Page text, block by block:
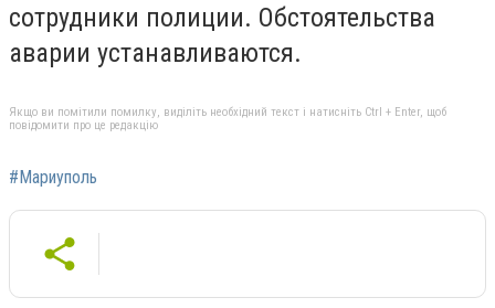
сотрудники полиции. Обстоятельства
аварии устанавливаются.
Якщо ви помітили помилку, виділіть необхідний текст і натисніть Ctrl + Enter, щоб
повідомити про це редакцію
#Мариуполь